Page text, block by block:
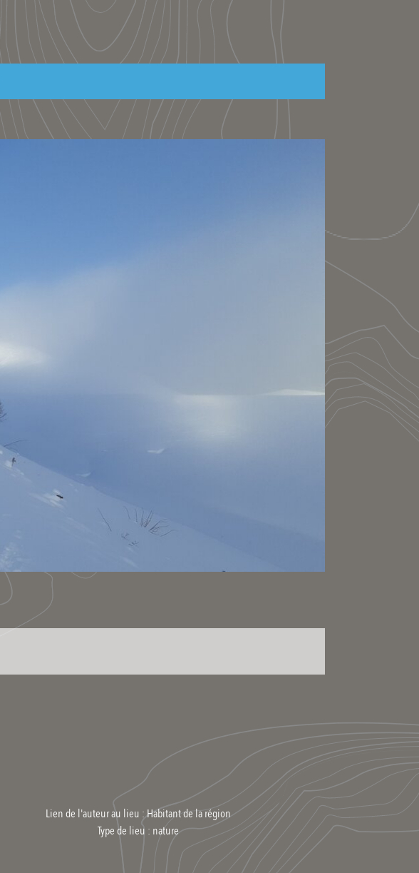
Lien de l'auteur au lieu : Habitant de la région
Type de lieu : nature